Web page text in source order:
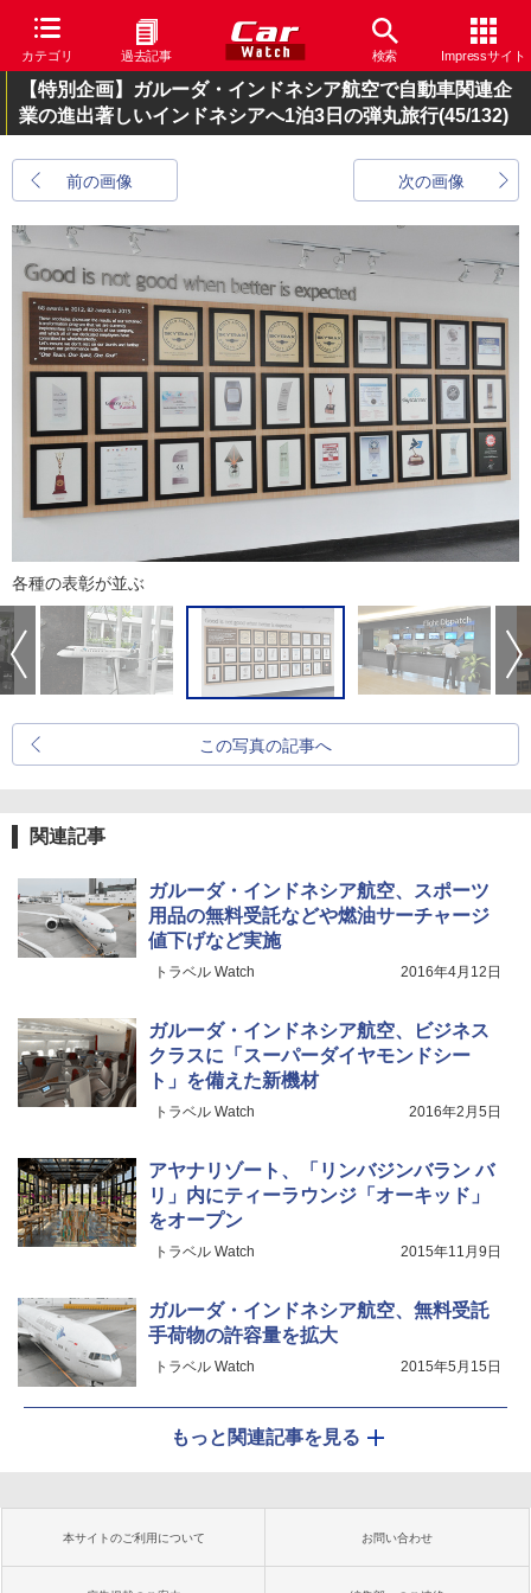
カテゴリ 過去記事 検索 Impressサイト
【特別企画】ガルーダ・インドネシア航空で自動車関連企
業の進出著しいインドネシアへ1泊3日の弾丸旅行(45/132)
前の画像 次の画像
各種の表彰が並ぶ
この写真の記事へ
関連記事
ガルーダ・インドネシア航空、スポーツ
用品の無料受託などや燃油サーチャージ
値下げなど実施
トラベル Watch 2016年4月12日
ガルーダ・インドネシア航空、ビジネス
クラスに「スーパーダイヤモンドシー
ト」を備えた新機材
トラベル Watch 2016年2月5日
アヤナリゾート、「リンバジンバラン バ
リ」内にティーラウンジ「オーキッド」
をオープン
トラベル Watch 2015年11月9日
ガルーダ・インドネシア航空、無料受託
手荷物の許容量を拡大
トラベル Watch 2015年5月15日
もっと関連記事を見る
本サイトのご利用について お問い合わせ